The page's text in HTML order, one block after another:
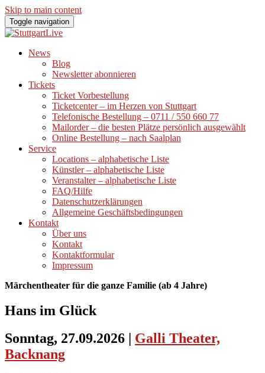
Skip to main content
Toggle navigation
News
Blog
Newsletter abonnieren
Tickets
Ticket Vorbestellung
Ticketcenter – im Herzen von Stuttgart
Telefonische Bestellung – 0711 / 550 660 77
Mailorder – die besten Plätze persönlich ausgewählt
Online Bestellung – nach Saalplan
Service
Locations – alphabetische Liste
Künstler – alphabetische Liste
Veranstalter – alphabetische Liste
FAQ/Hilfe
Datenschutzerklärungen
Allgemeine Geschäftsbedingungen
Kontakt
Über uns
Kontakt
Kontaktformular
Impressum
Märchentheater für die ganze Familie (ab 4 Jahre)
Hans im Glück
Sonntag, 27.09.2026 | Galli Theater,
Backnang